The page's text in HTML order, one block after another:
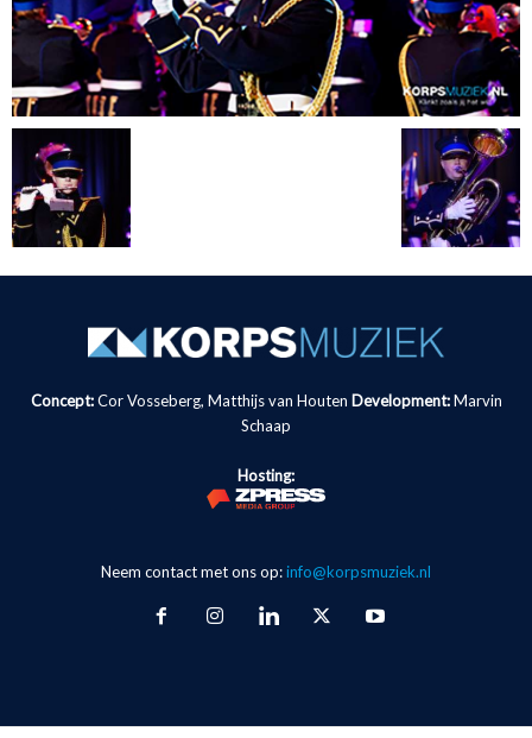
Concept:Cor Vosseberg, Matthijs van Houten Development: Marvin
Schaap
Hosting:
Neem contact met ons op:info@korpsmuziek.nl